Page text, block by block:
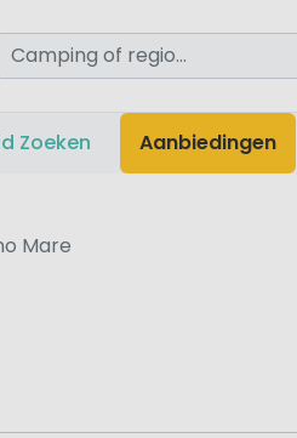
Zoeken Aanbiedingen
Mare